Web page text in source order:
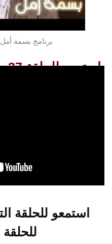
برنامج بسمة
استمعو للحلقة 37 من برنامج بسمة أمل
استمعو للحلقة